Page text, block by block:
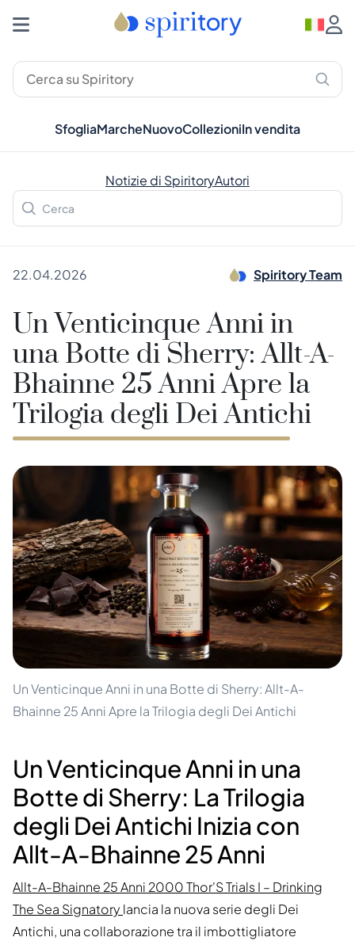
SfogliaMarcheNuovoCollezioniIn vendita
Notizie di SpiritoryAutori
22.04.2026 Spiritory Team
Un Venticinque Anni in
una Botte di Sherry: Allt-A-
Bhainne 25 Anni Apre la
Trilogia degli Dei Antichi
Un Venticinque Anni in una Botte di Sherry: Allt-A-
Bhainne 25 Anni Apre la Trilogia degli Dei Antichi
Un Venticinque Anni in una
Botte di Sherry: La Trilogia
degli Dei Antichi Inizia con
Allt-A-Bhainne 25 Anni
Allt-A-Bhainne 25 Anni 2000 Thor'S Trials I – Drinking
The Sea Signatory lancia la nuova serie degli Dei
Antichi, una collaborazione tra il imbottigliatore